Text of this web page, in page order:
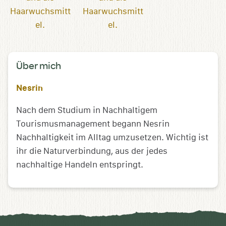
Über mich
Nesrin
Nach dem Studium in Nachhaltigem
Tourismusmanagement begann Nesrin
Nachhaltigkeit im Alltag umzusetzen. Wichtig ist
ihr die Naturverbindung, aus der jedes
nachhaltige Handeln entspringt.